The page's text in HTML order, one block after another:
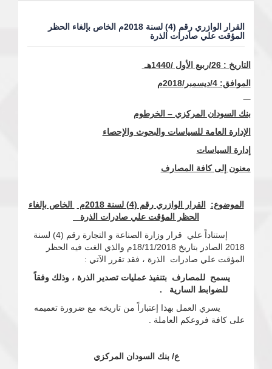
القرار الوازري رقم (4) لسنة 2018م الخاص بإلغاء الحظر
المؤقت علي صادرات الذرة
التاريخ : 26/ربيع الأول /1440هـ
الموافق: 4/ديسمبر/2018م
بنك السودان المركزي – الخرطوم
الإدارة العامة للسياسات والبحوث والإحصاء
إدارة السياسات
معنون إلى كافة المصارف
الموضوع: القرار الوازري رقم (4) لسنة 2018م
الخاص بإلغاء
الحظر المؤقت علي صادرات الذرة
إستناداً علي قرار وزارة الصناعة و التجارة رقم (4) لسنة
2018 الصادر بتاريخ 18/11/2018م والذي الغت فيه الحظر
المؤقت علي صادرات الذرة ، فقد تقرر الآتي :
يسمح للمصارف بتنفيذ عمليات تصدير الذرة ، وذلك وفقاً
للضوابط السارية .
يسري العمل بهذا إعتباراً من تاريخه مع ضرورة تعميمه
على كافة فروعكم العاملة .
ع/ بنك السودان المركزي